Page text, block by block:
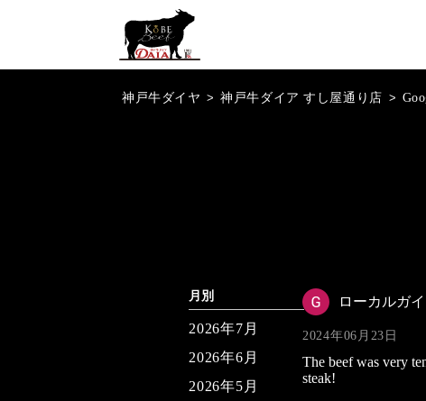
神戸牛ダイヤ > 神戸牛ダイア すし屋通り店 >
ローカルガ
2024年06月23日
The beef was very
steak!
月別
2026年7月
2026年6月
2026年5月